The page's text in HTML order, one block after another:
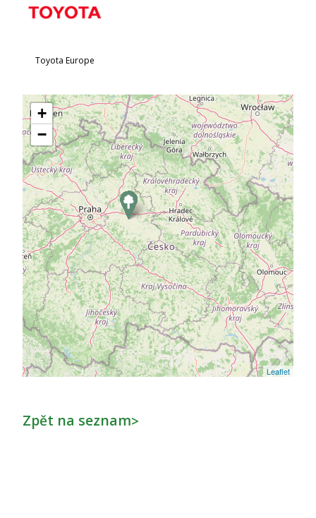
Toyota Europe
+
−
Leaflet
Zpět na seznam>